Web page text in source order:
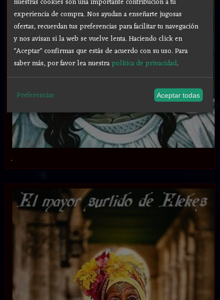
.
experiencia de compra. Nos ayudan a enseñarte jugosas
ofertas, recuerdan tus preferencias para facilitar tu navegación
y nos avisan si la web se vuelve lenta. Haciendo click en
"Aceptar" confirmas que estás de acuerdo con su uso.Para
saber más, por favor lea nuestrapolítica de privacidad.
Preferencias Aceptar todas